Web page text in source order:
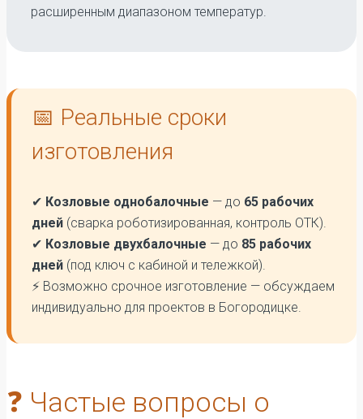
расширенным диапазоном температур.
📅 Реальные сроки
изготовления
✔ Козловые однобалочные — до 65 рабочих
дней (сварка роботизированная, контроль ОТК).
✔ Козловые двухбалочные — до 85 рабочих
дней (под ключ с кабиной и тележкой).
⚡ Возможно срочное изготовление — обсуждаем
индивидуально для проектов в Богородицке.
❓ Частые вопросы о